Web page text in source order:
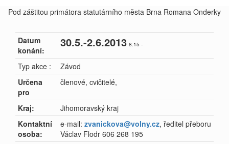
Pod záštitou primátora statutárního města Brna Romana Onderky
Datum
konání:
30.5.-2.6.2013 8.15 -
Typ akce :
Závod
Určena
pro
členové, cvičitelé,
Kraj:
Jihomoravský kraj
Kontaktní
osoba:
e-mail: zvanickova@volny.cz, ředitel přeboru
Václav Flodr 606 268 195